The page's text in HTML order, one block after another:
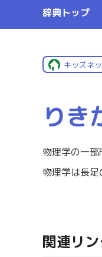
辞典トップ
キッズネ
りき
物理学の一
物理学は長足
関連リン